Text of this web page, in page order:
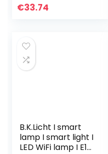
Duurzame LED
€33.74
B.K.Licht I smart
lamp I smart light I
LED WiFi lamp I E14